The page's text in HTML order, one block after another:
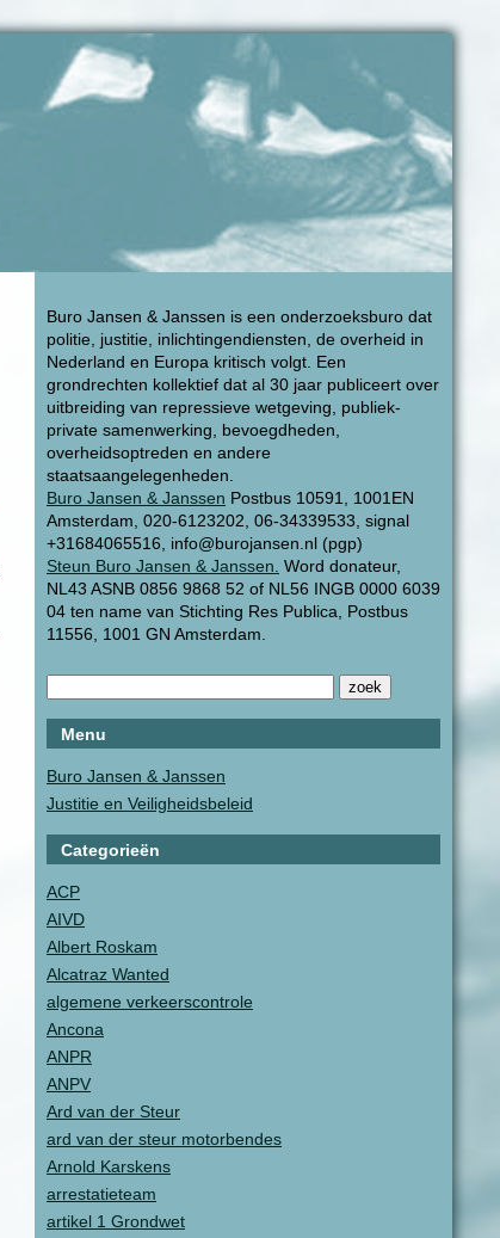
Buro Jansen & Janssen is een onderzoeksburo dat
politie, justitie, inlichtingendiensten, de overheid in
Nederland en Europa kritisch volgt. Een
grondrechten kollektief dat al 30 jaar publiceert over
uitbreiding van repressieve wetgeving, publiek-
private samenwerking, bevoegdheden,
overheidsoptreden en andere
staatsaangelegenheden.
Buro Jansen & Janssen Postbus 10591, 1001EN
Amsterdam, 020-6123202, 06-34339533, signal
+31684065516, info@burojansen.nl (pgp)
Steun Buro Jansen & Janssen. Word donateur,
NL43 ASNB 0856 9868 52 of NL56 INGB 0000 6039
04 ten name van Stichting Res Publica, Postbus
11556, 1001 GN Amsterdam.
Menu
Buro Jansen & Janssen
Justitie en Veiligheidsbeleid
Categorieën
ACP
AIVD
Albert Roskam
Alcatraz Wanted
algemene verkeerscontrole
Ancona
ANPR
ANPV
Ard van der Steur
ard van der steur motorbendes
Arnold Karskens
arrestatieteam
artikel 1 Grondwet